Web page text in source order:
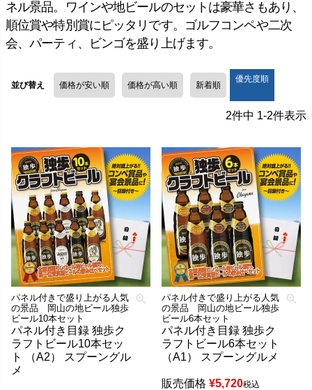
ネル景品。ワインや地ビールのセットは豪華さもあり、
順位賞や特別賞にピッタリです。ゴルフコンペや二次
会、パーティ、ビンゴを盛り上げます。
並び替え 価格が安い順 価格が高い順 新着順
優先度順
2件中 1-2件表示
パネル付きで盛り上がる人気
の景品 岡山の地ビール独歩
ビール10本セット
パネル付き目録 独歩ク
ラフトビール10本セッ
ト （A2） スプーングル
メ
パネル付きで盛り上がる人気
の景品 岡山の地ビール独歩
ビール6本セット
パネル付き目録 独歩ク
ラフトビール6本セット
（A1） スプーングルメ
販売価格 ¥5,720税込